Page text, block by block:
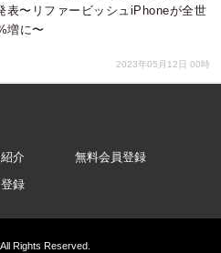
表〜リファービッシュiPhoneが全世
増に〜
2023年05月12日 00時
介
無料会員登録
録
All Rights Reserved.